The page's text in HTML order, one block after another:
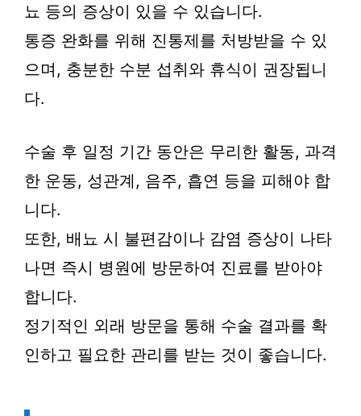
뇨 등의 증상이 있을 수 있습니다.
통증 완화를 위해 진통제를 처방받을 수 있
으며, 충분한 수분 섭취와 휴식이 권장됩니
다.
수술 후 일정 기간 동안은 무리한 활동, 과격
한 운동, 성관계, 음주, 흡연 등을 피해야 합
니다.
또한, 배뇨 시 불편감이나 감염 증상이 나타
나면 즉시 병원에 방문하여 진료를 받아야
합니다.
정기적인 외래 방문을 통해 수술 결과를 확
인하고 필요한 관리를 받는 것이 좋습니다.